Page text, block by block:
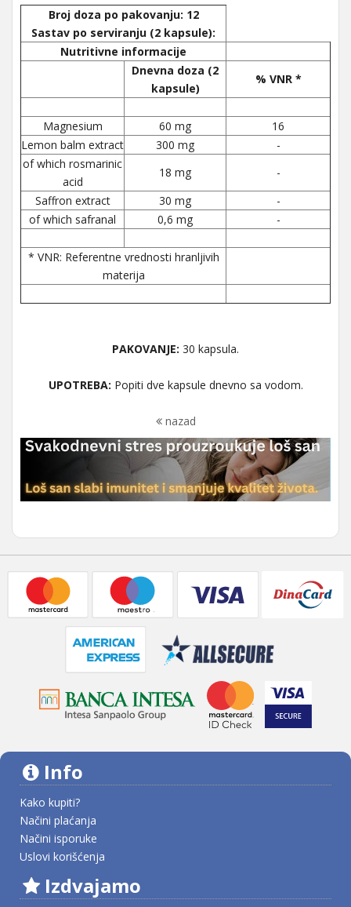
Broj doza po pakovanju: 12
Sastav po serviranju (2 kapsule):
Nutritivne informacije
Dnevna doza (2
kapsule)
% VNR *
Magnesium 60 mg
16
Lemon balm extract
300 mg
-
of which rosmarinic
acid
18 mg
-
Saffron extract
30 mg
-
of which safranal
0,6 mg -
* VNR: Referentne vrednosti hranljivih
materija
PAKOVANJE: 30 kapsula.
UPOTREBA: Popiti dve kapsule dnevno sa vodom.
nazad
Info
Kako kupiti?
Načini plaćanja
Načini isporuke
Uslovi korišćenja
Izdvajamo